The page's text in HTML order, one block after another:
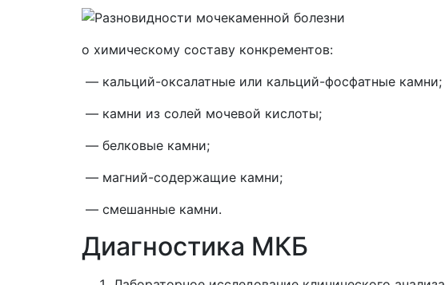
о химическому составу конкрементов:
— кальций-оксалатные или кальций-фосфатные камни;
— камни из солей мочевой кислоты;
— белковые камни;
— магний-содержащие камни;
— смешанные камни.
Диагностика МКБ